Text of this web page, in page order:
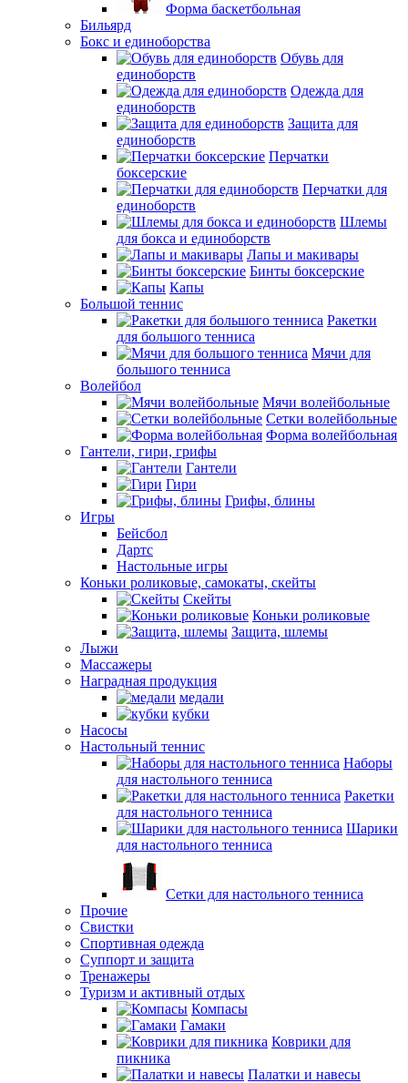
Форма баскетбольная
Бильярд
Бокс и единоборства
Обувь для
единоборств
Одежда для
единоборств
Защита для
единоборств
Перчатки
боксерские
Перчатки для
единоборств
Шлемы
для бокса и единоборств
Лапы и макивары
Бинты боксерские
Капы
Большой теннис
Ракетки
для большого тенниса
Мячи для
большого тенниса
Волейбол
Мячи волейбольные
Сетки волейбольные
Форма волейбольная
Гантели, гири, грифы
Гантели
Гири
Грифы, блины
Игры
Бейсбол
Дартс
Настольные игры
Коньки роликовые, самокаты, скейты
Скейты
Коньки роликовые
Защита, шлемы
Лыжи
Массажеры
Наградная продукция
медали
кубки
Насосы
Настольный теннис
Наборы
для настольного тенниса
Ракетки
для настольного тенниса
Шарики
для настольного тенниса
Сетки для настольного тенниса
Прочие
Свистки
Спортивная одежда
Суппорт и защита
Тренажеры
Туризм и активный отдых
Компасы
Гамаки
Коврики для
пикника
Палатки и навесы